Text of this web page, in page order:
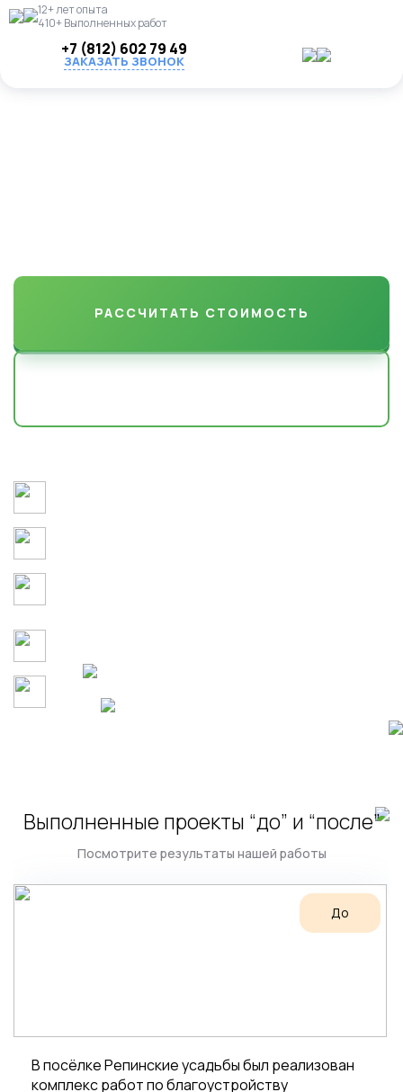
12+ лет опыта
410+ Выполненных работ
+7 (812) 602 79 49
ЗАКАЗАТЬ ЗВОНОК
РАССЧИТАТЬ СТОИМОСТЬ
Выполненные проекты “до” и “после”
Посмотрите результаты нашей работы
До
В посёлке Репинские усадьбы был реализован
комплекс работ по благоустройству